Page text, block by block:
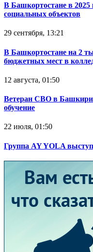
В Башкортостане в 2025
социальных объектов
29 сентября, 13:21
В Башкортостане на 2
бюджетных мест в
12 августа, 01:50
Ветеран СВО в
обучение
22 июля, 01:50
Группа AY YOLA